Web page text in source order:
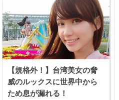
【規格外！】台湾美女の脅
威のルックスに世界中から
ため息が漏れる！